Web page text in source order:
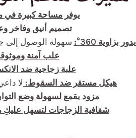
يوفر مساحة كبيرة
تصميم أنيق وفاخر
يدور بزاوية 360°:
سهولة الوصول إلى
علب آمنة
18 علبة زجاجية ضد
هيكل مستقر ضد السقوط: لا
مزود بقمع لسهولة وضع
شفافية الزجاجات لتسهل عليكِ